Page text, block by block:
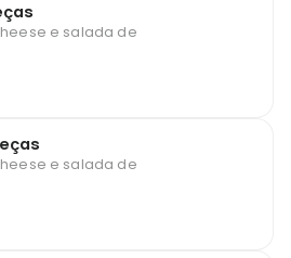
e salada de
e salada de